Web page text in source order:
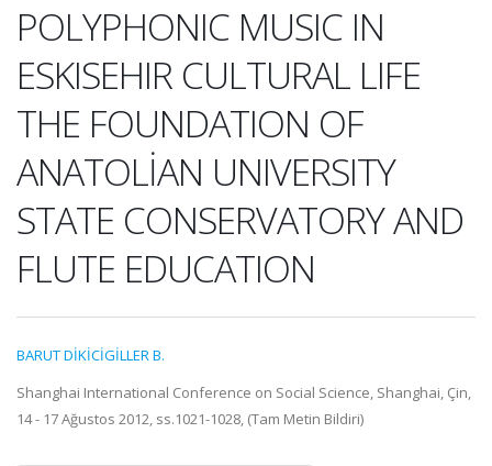
POLYPHONIC MUSIC IN
ESKISEHIR CULTURAL LIFE
THE FOUNDATION OF
ANATOLİAN UNIVERSITY
STATE CONSERVATORY AND
FLUTE EDUCATION
BARUT DİKİCİGİLLER B.
Shanghai International Conference on Social Science, Shanghai, Çin,
14 - 17 Ağustos 2012, ss.1021-1028, (Tam Metin Bildiri)